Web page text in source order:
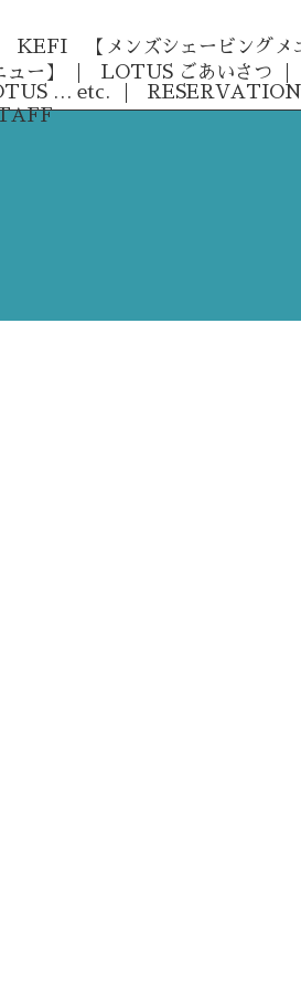
KEFI 【メンズシェービングメ
ー】
LOTUS ごあいさつ
… etc.
RESERVATION